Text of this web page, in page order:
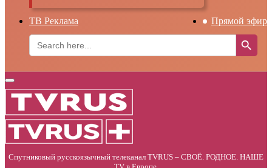
ТВ Реклама
Прямой эфир
Search
for:
Search Button
Primary
Menu
Спутниковый русскоязычный телеканал TVRUS – СВОЁ. РОДНОЕ. НАШЕ